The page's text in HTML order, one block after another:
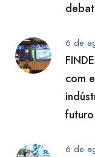
6 de
com
futuro
6 de